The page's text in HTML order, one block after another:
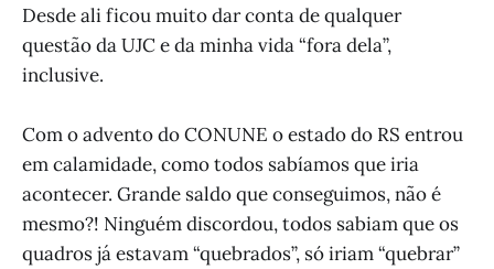
Desde ali ficou muito dar conta de qualquer
questão da UJC e da minha vida “fora dela”,
inclusive.
Com o advento do CONUNE o estado do RS entrou
em calamidade, como todos sabíamos que iria
acontecer. Grande saldo que conseguimos, não é
mesmo?! Ninguém discordou, todos sabiam que os
quadros já estavam “quebrados”, só iriam “quebrar”